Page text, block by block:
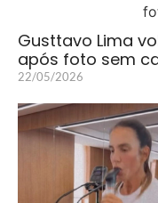
Gusttavo Lima
após foto sem
22/05/2026